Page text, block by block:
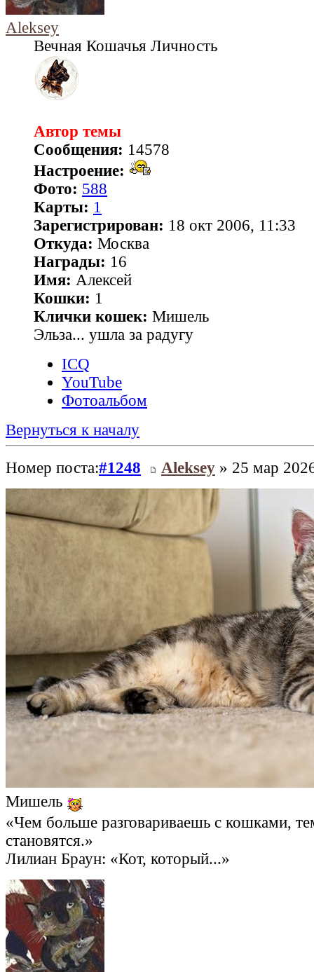
Aleksey
Вечная Кошачья Личность
Автор темы
Сообщения: 14578
Настроение:
Фото: 588
Карты: 1
Зарегистрирован: 18 окт 2006, 11:33
Откуда: Москва
Награды: 16
Имя: Алексей
Кошки: 1
Клички кошек: Мишель
Эльза... ушла за радугу
ICQ
YouTube
Фотоальбом
Вернуться к началу
Номер поста:#1248 Aleksey » 25 мар
Мишель
«Чем больше разговариваешь с кошками,
становятся.»
Лилиан Браун: «Кот, который...»